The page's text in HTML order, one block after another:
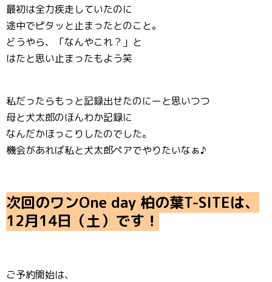
最初は全力疾走していたのに
途中でピタッと止まったとのこと。
どうやら、「なんやこれ？」と
はたと思い止まったもよう笑
私だったらもっと記録出せたのにーと思いつつ
母と犬太郎のほんわか記録に
なんだかほっこりしたのでした。
機会があれば私と犬太郎ペアでやりたいなぁ♪
次回のワンOne day 柏の葉T-SITEは、
12月14日（土）です！
ご予約開始は、